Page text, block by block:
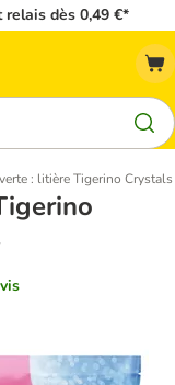
relais dès 0,49 €*
: litière Tigerino